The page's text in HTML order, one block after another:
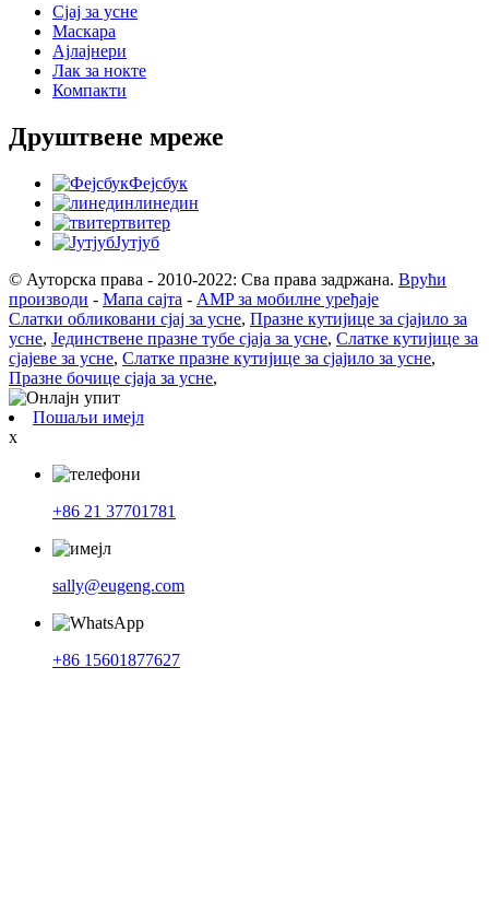
Сјај за усне
Маскара
Ајлајнери
Лак за нокте
Компакти
Друштвене мреже
Фејсбук
линедин
твитер
Јутјуб
© Ауторска права - 2010-2022: Сва права задржана. Врући
производи - Мапа сајта - AMP за мобилне уређаје
Слатки обликовани сјај за усне, Празне кутијице за сјајило за
усне, Јединствене празне тубе сјаја за усне, Слатке кутијице за
сјајеве за усне, Слатке празне кутијице за сјајило за усне,
Празне бочице сјаја за усне,
Пошаљи имејл
x
+86 21 37701781
sally@eugeng.com
+86 15601877627